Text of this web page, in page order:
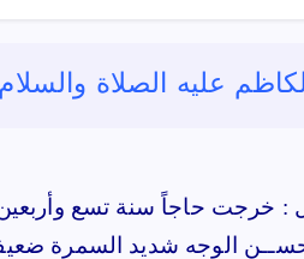
عليه الصلاة
حاجاً سنة تسع وأربعين
الوجه شديد السمرة